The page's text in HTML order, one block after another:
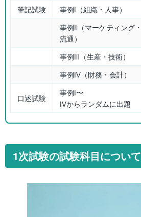
筆記試験
事例Ⅰ（組織・人事）
事例Ⅱ（マーケティング・
流通）
事例Ⅲ（生産・技術）
事例Ⅳ（財務・会計）
口述試験
事例Ⅰ〜
Ⅳからランダムに出題
1次試験の試験科目について